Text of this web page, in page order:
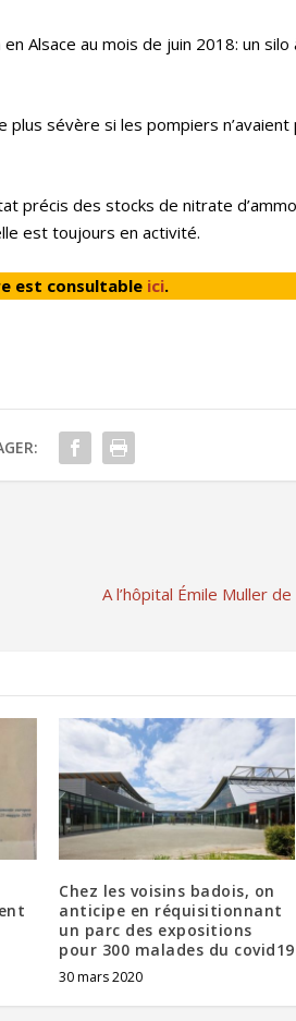
Alsace au mois de juin 2018: un silo
sévère si les pompiers
précis des stocks de nitrate
est toujours en activité.
est consultable ici.
A l’hôpital Émile Muller
Chez les voisins badois, on
anticipe en réquisitionnant
un parc des expositions
pour 300 malades du covid19
30 mars 2020